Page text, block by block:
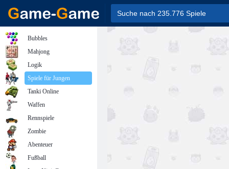
Bubbles
Mahjong
Logik
Spiele für Jungen
Tanki Online
Waffen
Rennspiele
Zombie
Abenteuer
Fußball